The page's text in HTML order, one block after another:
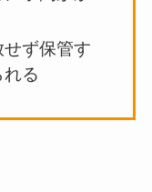
ず保管す
る